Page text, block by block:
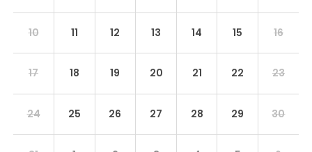
10 11 12 13 14 15 16
17 18 19 20 21 22 23
24 25 26 27 28 29 30